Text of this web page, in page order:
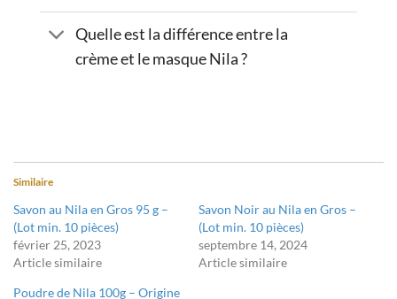
Quelle est la différence entre la
crème et le masque Nila ?
Similaire
Savon au Nila en Gros 95 g –
(Lot min. 10 pièces)
février 25, 2023
Article similaire
Savon Noir au Nila en Gros –
(Lot min. 10 pièces)
septembre 14, 2024
Article similaire
Poudre de Nila 100g – Origine